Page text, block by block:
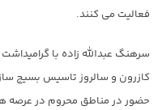
فعالیت می کنند.
سرهنگ عبدالله زاده با
حضور در مناطق محروم در عرصه